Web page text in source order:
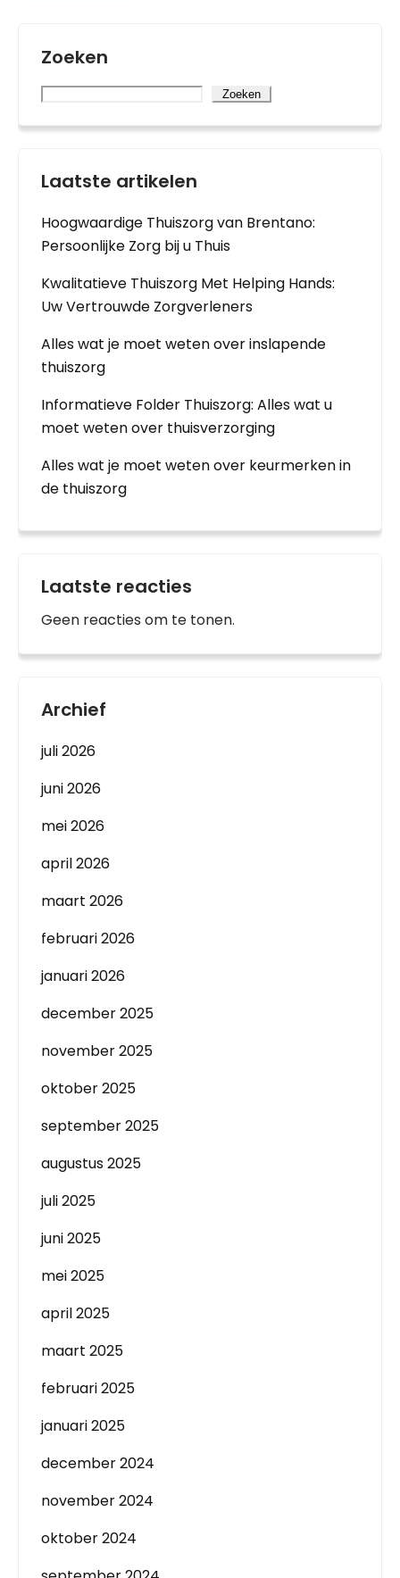
Zoeken
Zoeken
Laatste artikelen
Hoogwaardige Thuiszorg van Brentano:
Persoonlijke Zorg bij u Thuis
Kwalitatieve Thuiszorg Met Helping Hands:
Uw Vertrouwde Zorgverleners
Alles wat je moet weten over inslapende
thuiszorg
Informatieve Folder Thuiszorg: Alles wat u
moet weten over thuisverzorging
Alles wat je moet weten over keurmerken in
de thuiszorg
Laatste reacties
Geen reacties om te tonen.
Archief
juli 2026
juni 2026
mei 2026
april 2026
maart 2026
februari 2026
januari 2026
december 2025
november 2025
oktober 2025
september 2025
augustus 2025
juli 2025
juni 2025
mei 2025
april 2025
maart 2025
februari 2025
januari 2025
december 2024
november 2024
oktober 2024